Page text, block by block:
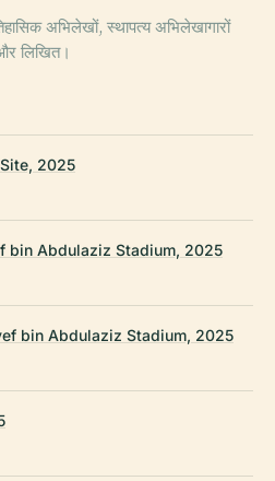
अभिलेखों, स्थापत्य अभिलेखागारों
लिखित।
2025
bin Abdulaziz Stadium, 2025
bin Abdulaziz Stadium, 2025